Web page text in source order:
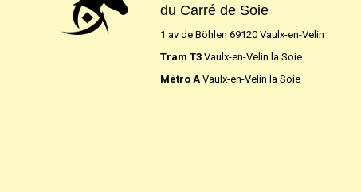
du Carré de Soie
1 av de Böhlen 69120 Vaulx-en-Velin
Tram T3 Vaulx-en-Velin la Soie
Métro A Vaulx-en-Velin la Soie